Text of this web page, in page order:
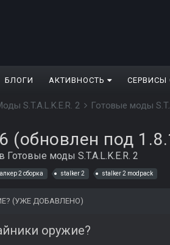
БЛОГИ АКТИВНОСТЬ СЕРВИСЫ
S.T.A.L.K.E.R. 2 Готовые моды
(обновлен под
в Готовые моды S.T.A.L.K.E.R. 2
2 сборка stalker 2 stalker 2 modpack
(УЖЕ ДОБАВЛЕНО)
оружие?